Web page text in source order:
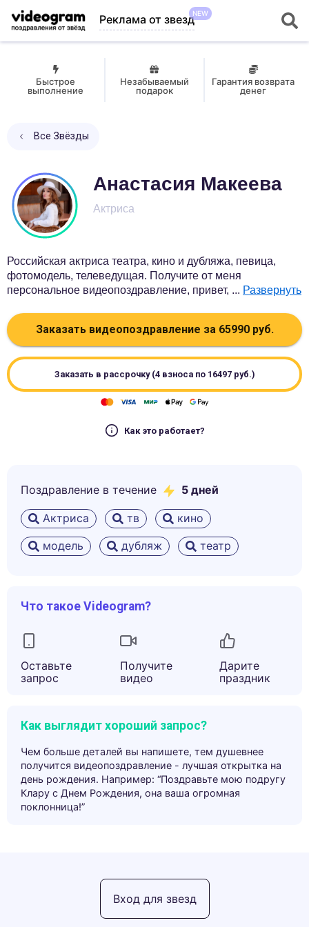
Реклама от звездNEW
Быстрое
выполнение
Незабываемый
подарок
Гарантия возврата
денег
Все Звёзды
Анастасия Макеева
Актриса
Российская актриса театра, кино и дубляжа, певица,
фотомодель, телеведущая. Получите от меня
персональное видеопоздравление, привет, ... Развернуть
Заказать видеопоздравление за 65990руб.
Заказать в рассрочку (4 взноса по 16497руб.)
Как это работает?
Поздравление в течение 5 дней
Актриса тв
кино
модель
дубляж театр
Что такое Videogram?
Оставьте
запрос
Получите
видео
Дарите
праздник
Как выглядит хороший запрос?
Чем больше деталей вы напишете, тем душевнее
получится видеопоздравление - лучшая открытка на
день рождения. Например: “Поздравьте мою подругу
Клару с Днем Рождения, она ваша огромная
поклонница!”
Вход для звезд